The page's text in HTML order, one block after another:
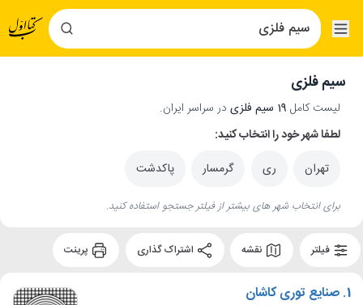
سیم فلزی
لیست کامل 19 سیم فلزی
در سراسر ایران.
لطفا شهر خود را انتخاب کنید:
تهران
ری گرمسار پاکدشت
برای انتخاب شهر های بیشتر از فیلتر جستجو استفاده کنید.
فیلتر نقشه
1. صنایع توری کاشان